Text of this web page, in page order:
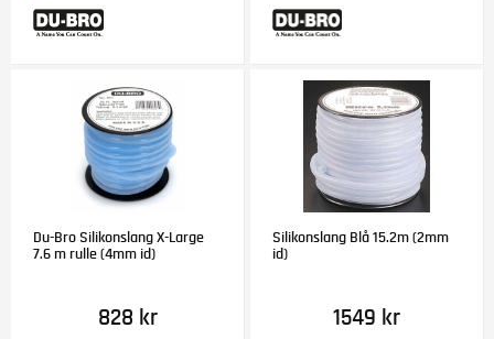
Du-Bro Silikonslang X-Large
7.6 m rulle (4mm id)
828 kr
Silikonslang Blå 15.2m (2mm
id)
1549 kr